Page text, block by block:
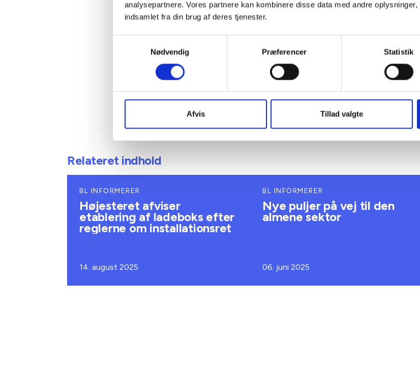
analysepartnere. Vores partnere kan kombinere disse data med andre
indsamlet fra din brug af deres tjenester.
Nødvendig
Præferencer Statistik
Afvis Tillad valgte
Adm. direktør
Tlf: 28 88 18 77
Relateret indhold
BL INFORMERER
Højesteret afviser
etablering af ladeboks efter
reglerne om installationsret
14. august 2025
BL INFORMERER
Nye puljer på vej til den
almene sektor
06. juni 2025